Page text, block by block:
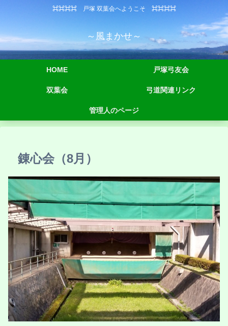
⌘⌘⌘⌘ 戸塚 双葉会へようこそ ⌘⌘⌘⌘
～風まかせ～
HOME 戸塚弓友会
双葉会 弓道関連リンク
管理人のページ
錬心会（8月）